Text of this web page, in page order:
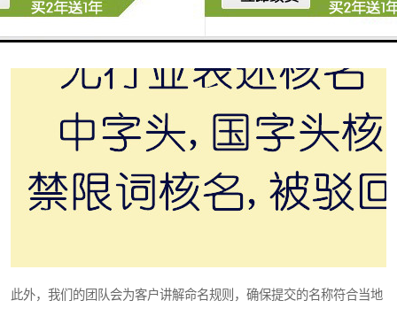
此外，我们的团队会为客户讲解命名规则，确保提交的名称符合当地